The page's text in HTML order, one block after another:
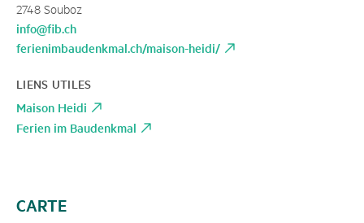
2748 Souboz
info@fib.ch
ferienimbaudenkmal.ch/maison-heidi/
LIENS UTILES
Maison Heidi
Ferien im Baudenkmal
CARTE